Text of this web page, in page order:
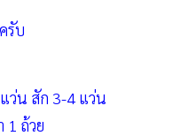
รับ
ว่น สัก 3-4 แว่น
1 ถ้วย